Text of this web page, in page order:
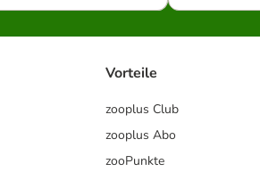
Vorteile
zooplus Club
zooplus Abo
zooPunkte